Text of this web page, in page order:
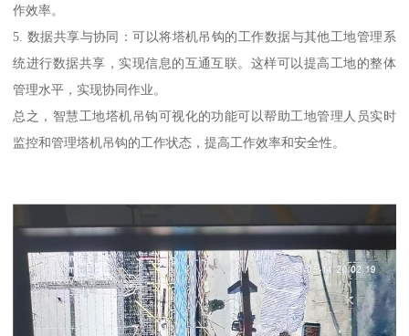
作效率。
5. 数据共享与协同：可以将塔机吊钩的工作数据与其他工地管理系
统进行数据共享，实现信息的互通互联。这样可以提高工地的整体
管理水平，实现协同作业。
总之，智慧工地塔机吊钩可视化的功能可以帮助工地管理人员实时
监控和管理塔机吊钩的工作状态，提高工作效率和安全性。